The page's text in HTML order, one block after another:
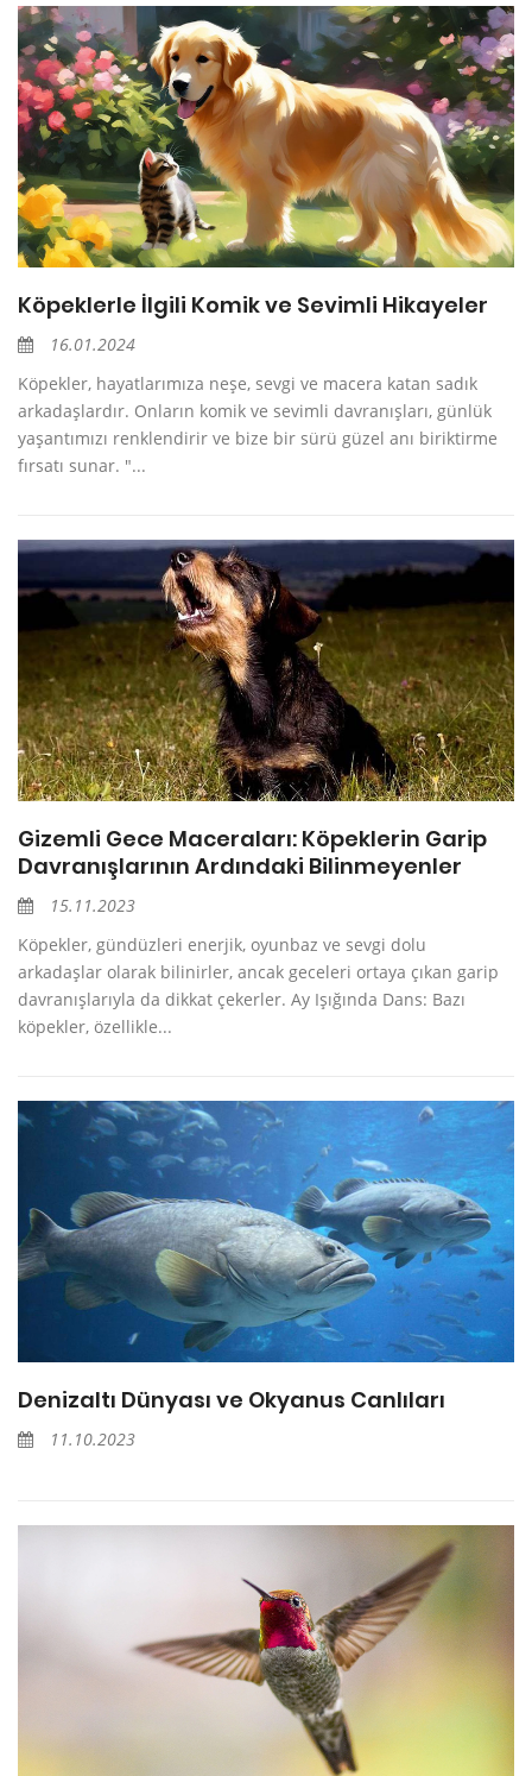
Köpeklerle İlgili Komik ve Sevimli Hikayeler
16.01.2024
Köpekler, hayatlarımıza neşe, sevgi ve macera katan sadık
arkadaşlardır. Onların komik ve sevimli davranışları, günlük
yaşantımızı renklendirir ve bize bir sürü güzel anı biriktirme
fırsatı sunar. "...
Gizemli Gece Maceraları: Köpeklerin Garip
Davranışlarının Ardındaki Bilinmeyenler
15.11.2023
Köpekler, gündüzleri enerjik, oyunbaz ve sevgi dolu
arkadaşlar olarak bilinirler, ancak geceleri ortaya çıkan garip
davranışlarıyla da dikkat çekerler. Ay Işığında Dans: Bazı
köpekler, özellikle...
Denizaltı Dünyası ve Okyanus Canlıları
11.10.2023